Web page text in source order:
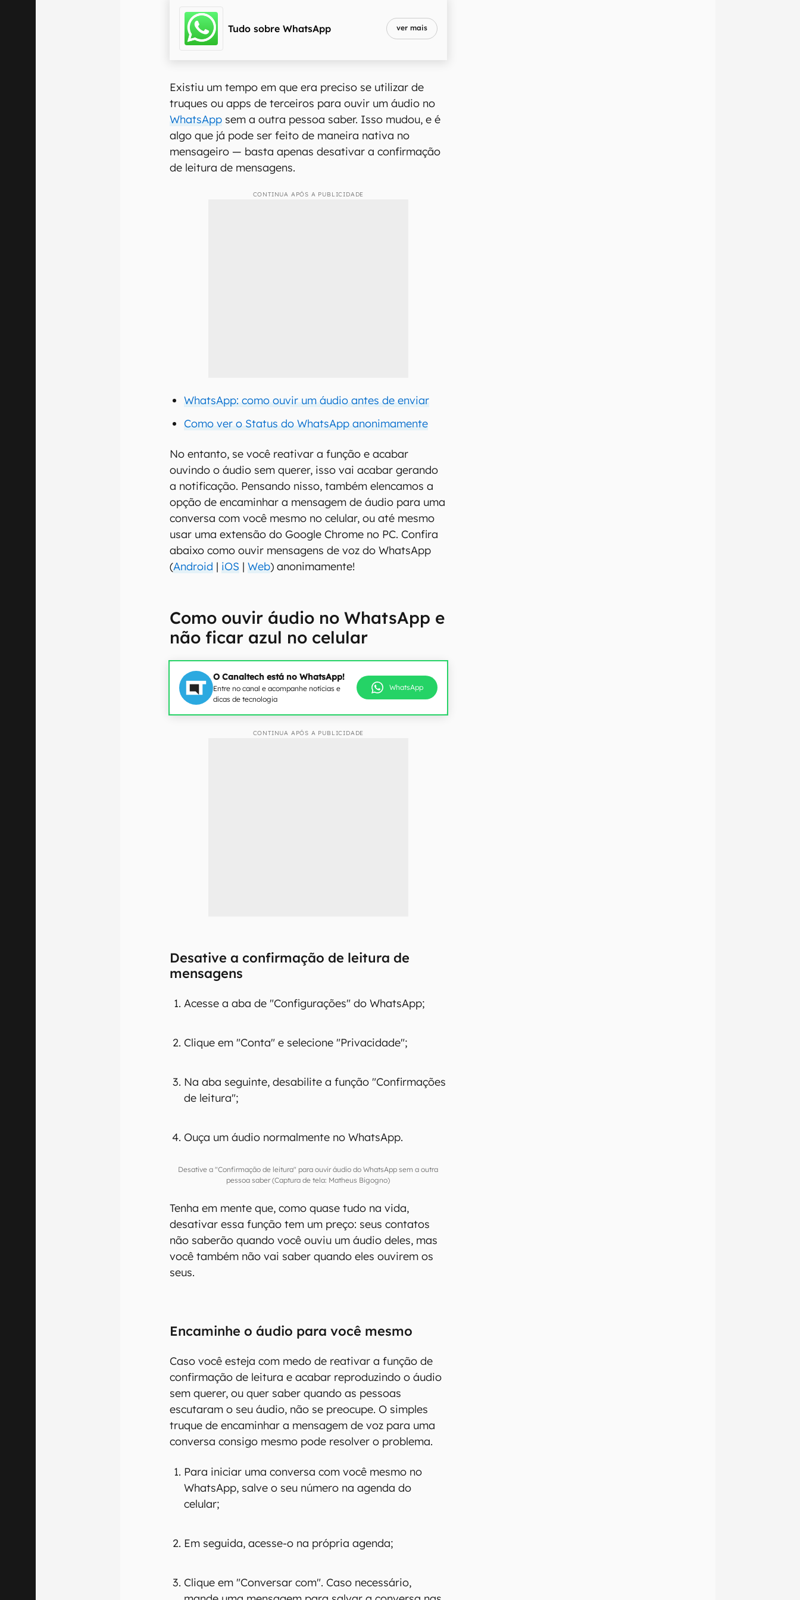
Tudo sobre WhatsApp ver mais
Existiu um tempo em que era preciso se utilizar de
truques ou apps de terceiros para ouvir um áudio no
WhatsApp sem a outra pessoa saber. Isso mudou, e é
algo que já pode ser feito de maneira nativa no
mensageiro — basta apenas desativar a confirmação
de leitura de mensagens.
CONTINUA APÓS A PUBLICIDADE
WhatsApp: como ouvir um áudio antes de enviar
Como ver o Status do WhatsApp anonimamente
No entanto, se você reativar a função e acabar
ouvindo o áudio sem querer, isso vai acabar gerando
a notificação. Pensando nisso, também elencamos a
opção de encaminhar a mensagem de áudio para uma
conversa com você mesmo no celular, ou até mesmo
usar uma extensão do Google Chrome no PC. Confira
abaixo como ouvir mensagens de voz do WhatsApp
(Android | iOS |Web) anonimamente!
Como ouvir áudio no WhatsApp e
não ficar azul no celular
O Canaltech está no WhatsApp!
Entre no canal e acompanhe notícias e
dicas de tecnologia
WhatsApp
CONTINUA APÓS A PUBLICIDADE
Desative a confirmação de leitura de
mensagens
Acesse a aba de "Configurações" do WhatsApp;
Clique em "Conta" e selecione "Privacidade";
Na aba seguinte, desabilite a função "Confirmações
de leitura";
Ouça um áudio normalmente no WhatsApp.
Desative a "Confirmação de leitura" para ouvir áudio do WhatsApp sem a outra
pessoa saber (Captura de tela: Matheus Bigogno)
Tenha em mente que, como quase tudo na vida,
desativar essa função tem um preço: seus contatos
não saberão quando você ouviu um áudio deles, mas
você também não vai saber quando eles ouvirem os
seus.
Encaminhe o áudio para você mesmo
Caso você esteja com medo de reativar a função de
confirmação de leitura e acabar reproduzindo o áudio
sem querer, ou quer saber quando as pessoas
escutaram o seu áudio, não se preocupe. O simples
truque de encaminhar a mensagem de voz para uma
conversa consigo mesmo pode resolver o problema.
Para iniciar uma conversa com você mesmo no
WhatsApp, salve o seu número na agenda do
celular;
Em seguida, acesse-o na própria agenda;
Clique em "Conversar com". Caso necessário,